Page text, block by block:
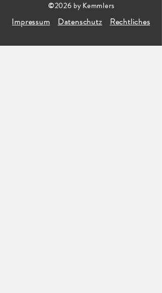
©2026 by Kemmlers
Impressum Datenschutz Rechtliches